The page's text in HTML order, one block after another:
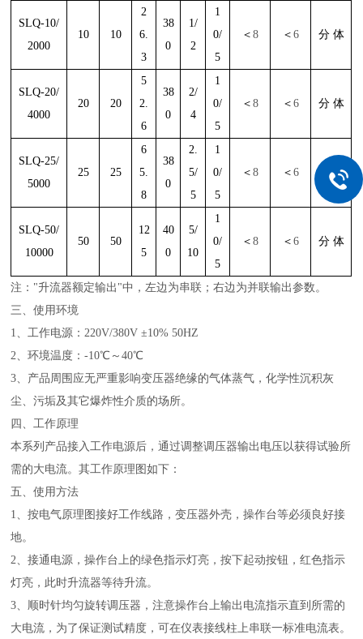
SLQ-10/
2000
10 10
2
6.
3
38
0
1/
2
1
0/
5
＜8 ＜6 分 体
SLQ-20/
4000
20 20
5
2.
6
38
0
2/
4
1
0/
5
＜8 ＜6 分 体
SLQ-25/
5000
25 25
6
5.
8
38
0
2.
5/
5
1
0/
5
＜8 ＜6 分 体
SLQ-50/
10000
50 50
12
5
40
0
5/
10
1
0/
5
＜8 ＜6 分 体
注："升流器额定输出"中，左边为串联；右边为并联输出参数。
三、使用环境
1、工作电源：220V/380V ±10% 50HZ
2、环境温度：-10℃～40℃
3、产品周围应无严重影响变压器绝缘的气体蒸气，化学性沉积灰
尘、污垢及其它爆炸性介质的场所。
四、 工作原理
本系列产品接入工作电源后，通过调整调压器输出电压以获得试验所
需的大电流。其工作原理图如下：
五、使用方法
1、按电气原理图接好工作线路，变压器外壳，操作台等必须良好接
地。
2、接通电源，操作台上的绿色指示灯亮，按下起动按钮，红色指示
灯亮，此时升流器等待升流。
3、顺时针均匀旋转调压器，注意操作台上输出电流指示直到所需的
大电流，为了保证测试精度，可在仪表接线柱上串联一标准电流表。